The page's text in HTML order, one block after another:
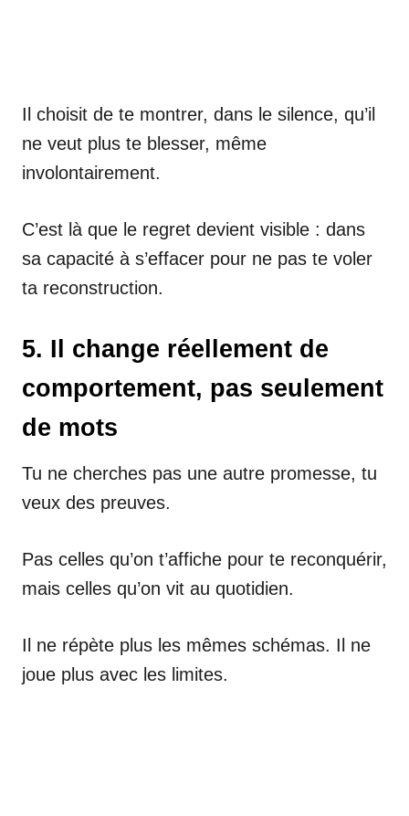
Il choisit de te montrer, dans le silence, qu’il
ne veut plus te blesser, même
involontairement.
C’est là que le regret devient visible : dans
sa capacité à s’effacer pour ne pas te voler
ta reconstruction.
5. Il change réellement de
comportement, pas seulement
de mots
Tu ne cherches pas une autre promesse, tu
veux des preuves.
Pas celles qu’on t’affiche pour te reconquérir,
mais celles qu’on vit au quotidien.
Il ne répète plus les mêmes schémas. Il ne
joue plus avec les limites.